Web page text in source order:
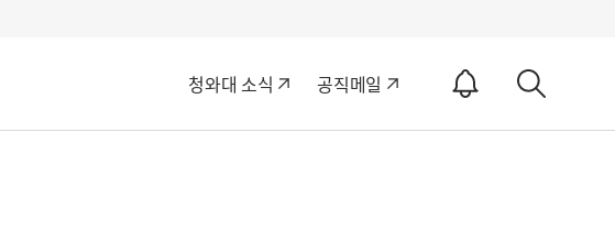
청와대 소식 공직메일
알
ON
세